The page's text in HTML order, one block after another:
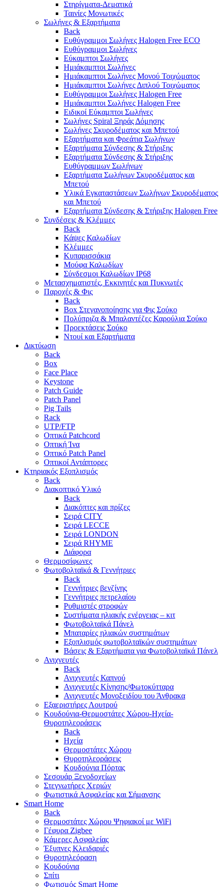
Στηρίγματα-Δεματικά
Ταινίες Μονωτικές
Σωλήνες & Εξαρτήματα
Back
Ευθύγραμμοι Σωλήνες Halogen Free ECO
Ευθύγραμμοι Σωλήνες
Εύκαμπτοι Σωλήνες
Ημιάκαμπτοι Σωλήνες
Ημιάκαμπτοι Σωλήνες Μονού Τοιχώματος
Ημιάκαμπτοι Σωλήνες Διπλού Τοιχώματος
Ευθύγραμμοι Σωλήνες Halogen Free
Ημιάκαμπτοι Σωλήνες Halogen Free
Ειδικοί Εύκαμπτοι Σωλήνες
Σωλήνες Spiral Ξηράς Δόμησης
Σωλήνες Σκυροδέματος και Μπετού
Εξαρτήματα και Φρεάτια Σωλήνων
Εξαρτήματα Σύνδεσης & Στήριξης
Εξαρτήματα Σύνδεσης & Στήριξης
Ευθύγραμμων Σωλήνων
Εξαρτήματα Σωλήνων Σκυροδέματος και
Μπετού
Υλικά Εγκαταστάσεων Σωλήνων Σκυροδέματος
και Μπετού
Εξαρτήματα Σύνδεσης & Στήριξης Halogen Free
Συνδέσεις & Κλέμμες
Back
Κάψες Καλωδίων
Κλέμμες
Κυπαρισσάκια
Μούφα Καλωδίων
Σύνδεσμοι Καλωδίων IP68
Μετασχηματιστές, Εκκινητές και Πυκνωτές
Παροχές & Φις
Back
Box Στεγανοποίησης για Φις Σούκο
Πολύπριζα & Μπαλαντέζες Καρούλια Σούκο
Προεκτάσεις Σούκο
Ντουί και Εξαρτήματα
Δικτύωση
Back
Box
Face Place
Keystone
Patch Guide
Patch Panel
Pig Tails
Rack
UTP/FTP
Οπτικά Patchcord
Οπτική Ίνα
Οπτικό Patch Panel
Οπτικοί Αντάπτορες
Κτηριακός Εξοπλισμός
Back
Διακοπτικό Υλικό
Back
Διακόπτες και πρίζες
Σειρά CITY
Σειρά LECCE
Σειρά LONDON
Σειρά RHYME
Διάφορα
Θερμοσίφωνες
Φωτοβολταϊκά & Γεννήτριες
Back
Γεννήτριες βενζίνης
Γεννήτριες πετρελαίου
Ρυθμιστές στροφών
Συστήματα ηλιακής ενέργειας – κιτ
Φωτοβολταϊκά Πάνελ
Μπαταρίες ηλιακών συστημάτων
Εξοπλισμός φωτοβολταϊκών συστημάτων
Βάσεις & Εξαρτήματα για Φωτοβολταϊκά Πάνελ
Ανιχνευτές
Back
Ανιχνευτές Καπνού
Ανιχνευτές Κίνησης/Φωτοκύτταρα
Ανιχνευτές Μονοξειδίου του Άνθρακα
Εξαεριστήρες Λουτρού
Κουδούνια-Θερμοστάτες Χώρου-Ηχεία-
Θυροτηλεοράσεις
Back
Ηχεία
Θερμοστάτες Χώρου
Θυροτηλεοράσεις
Κουδούνια Πόρτας
Σεσουάρ Ξενοδοχείων
Στεγνωτήρες Χεριών
Φωτιστικά Ασφαλείας και Σήμανσης
Smart Home
Back
Θερμοστάτες Χώρου Ψηφιακοί με WiFi
Γέφυρα Zigbee
Κάμερες Ασφαλείας
Έξυπνες Κλειδαριές
Θυροτηλεόραση
Κουδούνια
Σπίτι
Φωτισμός Smart Home